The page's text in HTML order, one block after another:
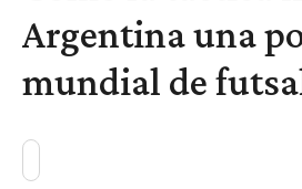
Argentina una
mundial de